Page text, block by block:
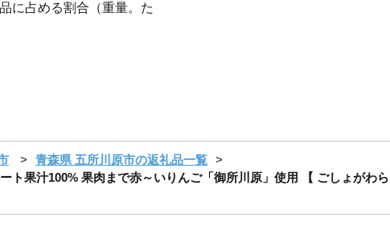
に占める割合（重量。た
青森県 五所川原市の返礼品一覧
ト果汁100% 果肉まで赤～いりんご「御所川原」使用 【 ごしょがわ